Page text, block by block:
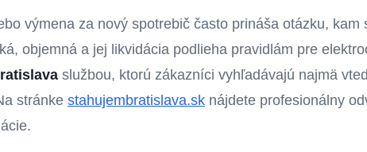
výmena za nový spotrebič často prináša otázku, kam
objemná a jej likvidácia podlieha pravidlám pre
službou, ktorú zákazníci vyhľadávajú najmä
stránke stahujembratislava.sk nájdete profesionálny